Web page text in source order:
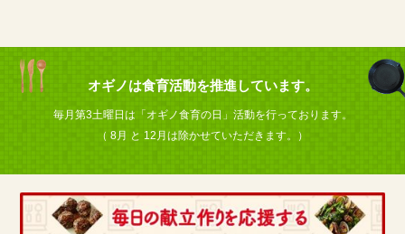
オギノは食育活動を推進しています。
毎月第3土曜日は「オギノ食育の日」活動を行っております。
（ 8月 と 12月は除かせていただきます。）